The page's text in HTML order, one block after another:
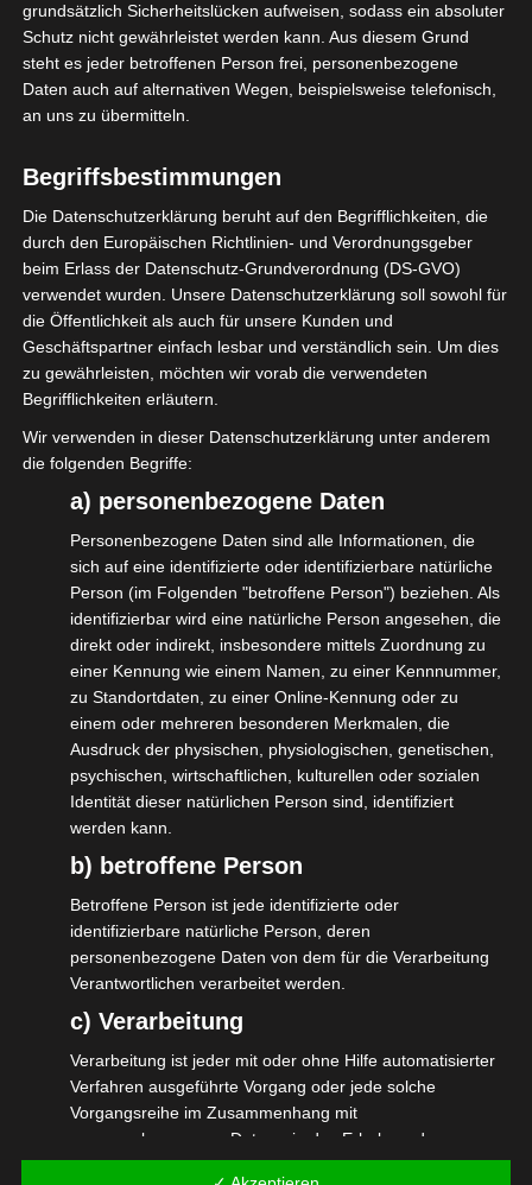
Das Forum Veranstaltungswirtschaft hat
sich am Montag mit Herrn Wohlrabe vom
ifo-Institut digital getroffen und erörtert,
was das ifo benötigt, um die
Veranstaltungswirtschaft als eigenen
Wirtschaftszweig zu erfassen.
Am Ende des Gespräches lag ein Entwurf
auf dem Tisch. Dieser wird nun im ifo-
Institut nochmals geprüft. Ebenso werden
weitere Verbände der Branche involviert.
Sollte die Prüfung positiv ausfallen, könnte
bereits im April ein erster Testballon
gestartet werden und im Mai könnte das
ifo-Institut die Veranstaltungswirtschaft als
Aggregat darstellen und eventuell zukünftig
auch einen Veranstaltungswirtschaft-Index
ähnlich dem Digital-Index der Bitcom
beginnen.
Das hängt sehr vom Willen und Eifer der
dann teilnehmenden Unternehmen ab.
Leider werden nur Unternehmen mit fünf
und mehr Angestellten befragt. Dafür gibt
es aber bald auch eine Lösung im
branchenübergreifenden Kontext.
grundsätzlich Sicherheitslücken aufweisen, sodass ein absoluter
Schutz nicht gewährleistet werden kann. Aus diesem Grund
steht es jeder betroffenen Person frei, personenbezogene
Daten auch auf alternativen Wegen, beispielsweise telefonisch,
an uns zu übermitteln.
Begriffsbestimmungen
Die Datenschutzerklärung beruht auf den Begrifflichkeiten, die
durch den Europäischen Richtlinien- und Verordnungsgeber
beim Erlass der Datenschutz-Grundverordnung (DS-GVO)
verwendet wurden. Unsere Datenschutzerklärung soll sowohl für
die Öffentlichkeit als auch für unsere Kunden und
Geschäftspartner einfach lesbar und verständlich sein. Um dies
zu gewährleisten, möchten wir vorab die verwendeten
Begrifflichkeiten erläutern.
Wir verwenden in dieser Datenschutzerklärung unter anderem
die folgenden Begriffe:
a) personenbezogene Daten
Personenbezogene Daten sind alle Informationen, die
sich auf eine identifizierte oder identifizierbare natürliche
Person (im Folgenden "betroffene Person") beziehen. Als
identifizierbar wird eine natürliche Person angesehen, die
direkt oder indirekt, insbesondere mittels Zuordnung zu
einer Kennung wie einem Namen, zu einer Kennnummer,
zu Standortdaten, zu einer Online-Kennung oder zu
einem oder mehreren besonderen Merkmalen, die
Ausdruck der physischen, physiologischen, genetischen,
psychischen, wirtschaftlichen, kulturellen oder sozialen
Identität dieser natürlichen Person sind, identifiziert
werden kann.
b) betroffene Person
Betroffene Person ist jede identifizierte oder
identifizierbare natürliche Person, deren
personenbezogene Daten von dem für die Verarbeitung
Verantwortlichen verarbeitet werden.
c) Verarbeitung
Verarbeitung ist jeder mit oder ohne Hilfe automatisierter
Verfahren ausgeführte Vorgang oder jede solche
Vorgangsreihe im Zusammenhang mit
personenbezogenen Daten wie das Erheben, das
Erfassen, die Organisation, das Ordnen, die Speicherung,